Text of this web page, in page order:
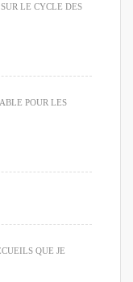
LE CYCLE DES
POUR LES
QUE JE